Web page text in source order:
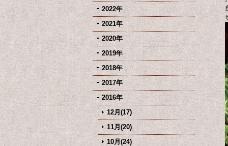
2022年
2021年
2020年
2019年
2018年
2017年
2016年
12月(17)
11月(20)
10月(24)